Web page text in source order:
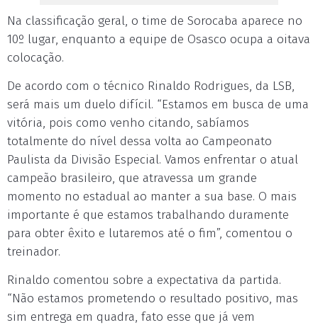
Na classificação geral, o time de Sorocaba aparece no
10º lugar, enquanto a equipe de Osasco ocupa a oitava
colocação.
De acordo com o técnico Rinaldo Rodrigues, da LSB,
será mais um duelo difícil. “Estamos em busca de uma
vitória, pois como venho citando, sabíamos
totalmente do nível dessa volta ao Campeonato
Paulista da Divisão Especial. Vamos enfrentar o atual
campeão brasileiro, que atravessa um grande
momento no estadual ao manter a sua base. O mais
importante é que estamos trabalhando duramente
para obter êxito e lutaremos até o fim”, comentou o
treinador.
Rinaldo comentou sobre a expectativa da partida.
“Não estamos prometendo o resultado positivo, mas
sim entrega em quadra, fato esse que já vem